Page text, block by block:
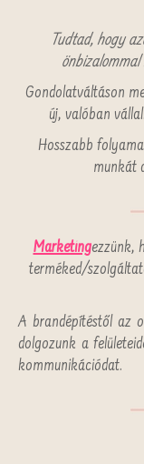
Tudtad, hogy
önbizalommal
Gondolatváltáson
új, valóban
Hosszabb
munkát
Marketingezzünk,
terméked/
A brandépítéstől az
dolgozunk a
kommunikációdat.